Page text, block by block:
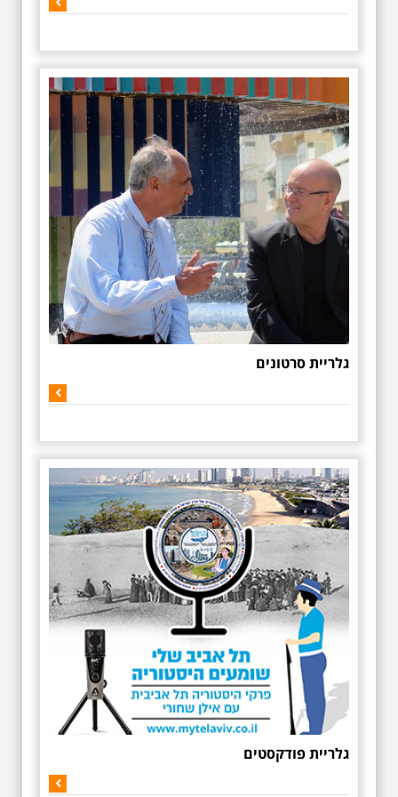
גלריית סרטונים
גלריית פודקסטים